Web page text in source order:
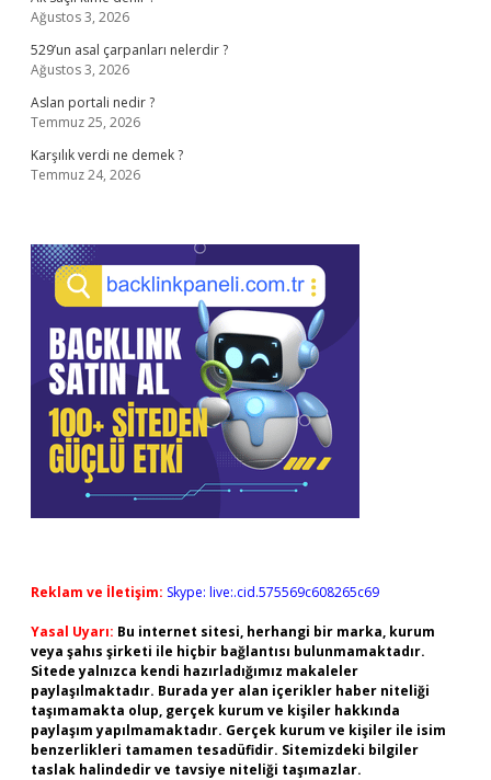
Ağustos 3, 2026
529’un asal çarpanları nelerdir ?
Ağustos 3, 2026
Aslan portali nedir ?
Temmuz 25, 2026
Karşılık verdi ne demek ?
Temmuz 24, 2026
Reklam ve İletişim: Skype: live:.cid.575569c608265c69
Yasal Uyarı: Bu internet sitesi, herhangi bir marka, kurum
veya şahıs şirketi ile hiçbir bağlantısı bulunmamaktadır.
Sitede yalnızca kendi hazırladığımız makaleler
paylaşılmaktadır. Burada yer alan içerikler haber niteliği
taşımamakta olup, gerçek kurum ve kişiler hakkında
paylaşım yapılmamaktadır. Gerçek kurum ve kişiler ile isim
benzerlikleri tamamen tesadüfidir. Sitemizdeki bilgiler
taslak halindedir ve tavsiye niteliği taşımazlar.